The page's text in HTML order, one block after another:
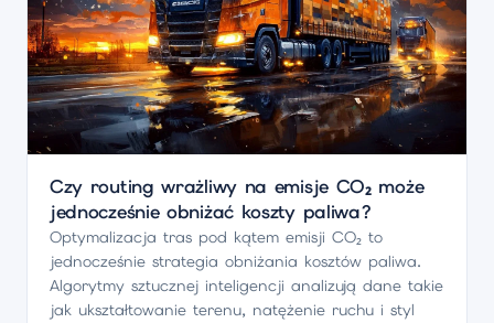
Czy routing wrażliwy na emisje CO₂ może
jednocześnie obniżać koszty paliwa?
Optymalizacja tras pod kątem emisji CO₂ to
jednocześnie strategia obniżania kosztów paliwa.
Algorytmy sztucznej inteligencji analizują dane takie
jak ukształtowanie terenu, natężenie ruchu i styl